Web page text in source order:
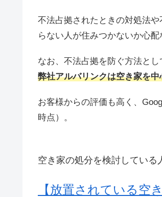
不法占拠されたときの対処法
らない人が住みつかないか心
なお、不法占拠を防ぐ方法とし
弊社アルバリンクは空き家を
お客様からの評価も高く、
時点）。
空き家の処分を検討している
【放置されている空